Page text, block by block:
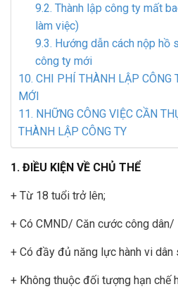
9.2. Thành lập công ty mất
làm việc)
9.3. Hướng dẫn cách nộp hồ
công ty mới
10. CHI PHÍ THÀNH LẬP CÔNG
MỚI
11. NHỮNG CÔNG VIỆC CẦN
THÀNH LẬP CÔNG TY
1. ĐIỀU KIỆN VỀ CHỦ THỂ
+ Từ 18 tuổi trở lên;
+ Có CMND/ Căn cước công dân/
+ Có đầy đủ năng lực hành vi dân
+ Không thuộc đối tượng hạn chế